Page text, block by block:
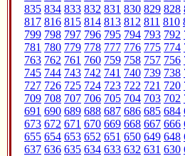
835 834 833 832 831 830 829 828
817 816 815 814 813 812 811 810
799 798 797 796 795 794 793 792
781 780 779 778 777 776 775 774
763 762 761 760 759 758 757 756
745 744 743 742 741 740 739 738
727 726 725 724 723 722 721 720
709 708 707 706 705 704 703 702
691 690 689 688 687 686 685 684
673 672 671 670 669 668 667 666
655 654 653 652 651 650 649 648
637 636 635 634 633 632 631 630